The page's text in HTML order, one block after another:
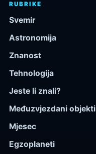
RUBRIKE
Svemir
Astronomija
Znanost
Tehnologija
Jeste li znali?
Međuzvjezdani objekti
Mjesec
Egzoplaneti